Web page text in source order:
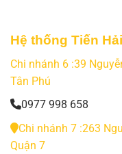
Hệ thống Tiến Hải
Chi nhánh 6 :39
Tân Phú
0977 998 658
Chi nhánh 7 :263
Quận 7